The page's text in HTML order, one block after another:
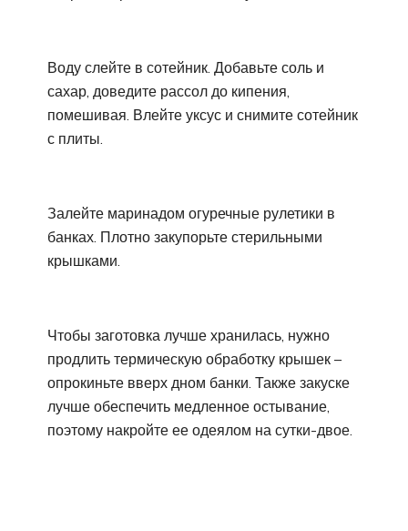
Воду слейте в сотейник. Добавьте соль и
сахар, доведите рассол до кипения,
помешивая. Влейте уксус и снимите сотейник
с плиты.
Залейте маринадом огуречные рулетики в
банках. Плотно закупорьте стерильными
крышками.
Чтобы заготовка лучше хранилась, нужно
продлить термическую обработку крышек –
опрокиньте вверх дном банки. Также закуске
лучше обеспечить медленное остывание,
поэтому накройте ее одеялом на сутки-двое.